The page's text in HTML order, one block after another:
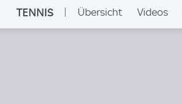
TENNIS Übersicht Videos